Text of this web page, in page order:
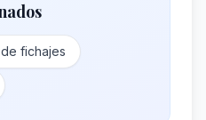
fichajes